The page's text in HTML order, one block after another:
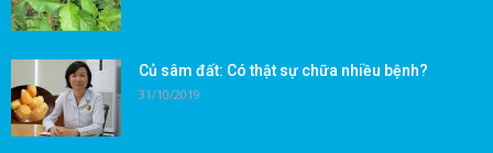
Củ sâm đất: Có thật sự chữa nhiều bệnh?
31/10/2019